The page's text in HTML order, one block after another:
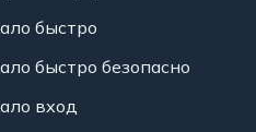
быстро
быстро безопасно
вход